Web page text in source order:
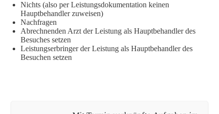
Nichts (also per Leistungsdokumentation keinen
Hauptbehandler zuweisen)
Nachfragen
Abrechnenden Arzt der Leistung als Hauptbehandler des
Besuches setzen
Leistungserbringer der Leistung als Hauptbehandler des
Besuchen setzen